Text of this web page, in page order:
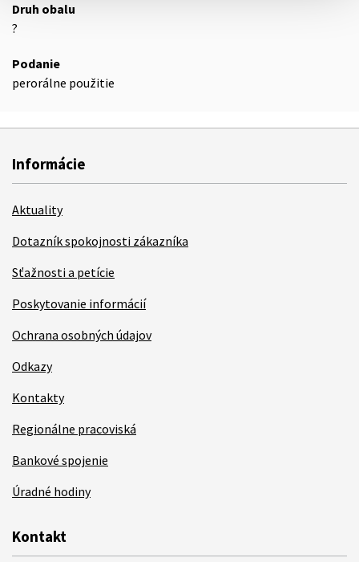
Druh obalu
?
Podanie
perorálne použitie
Informácie
Aktuality
Dotazník spokojnosti zákazníka
Sťažnosti a petície
Poskytovanie informácií
Ochrana osobných údajov
Odkazy
Kontakty
Regionálne pracoviská
Bankové spojenie
Úradné hodiny
Kontakt